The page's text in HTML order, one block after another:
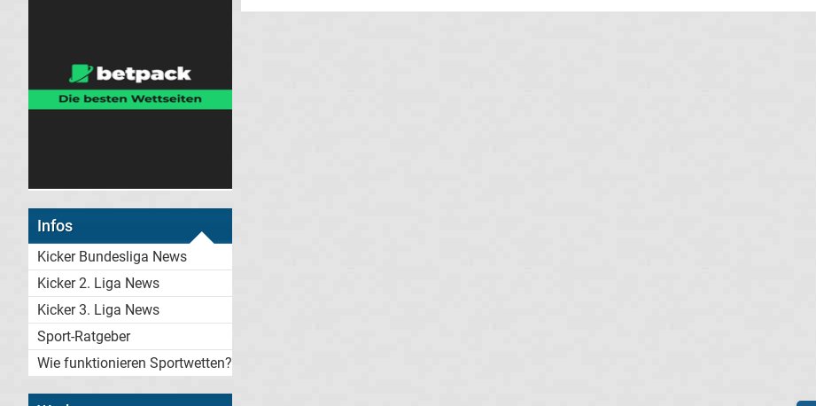
Infos
Kicker Bundesliga News
Kicker 2. Liga News
Kicker 3. Liga News
Sport-Ratgeber
Wie funktionieren Sportwetten?